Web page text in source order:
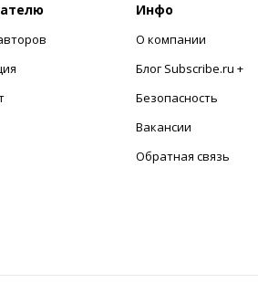
Инфо
О компании
Блог Subscribe.ru +
Безопасность
Вакансии
Обратная связь